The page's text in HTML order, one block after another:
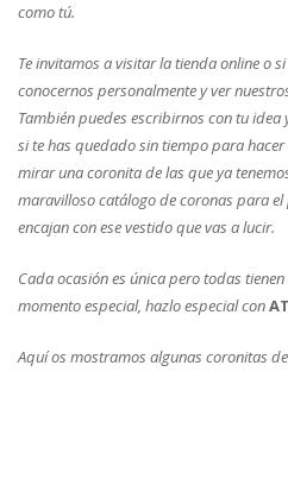
como tú.
Te invitamos a visitar la tienda online o
conocernos personalmente y ver
También puedes escribirnos con tu
si te has quedado sin tiempo para
mirar una coronita de las que ya
maravilloso catálogo de coronas para
encajan con ese vestido que vas a lucir.
Cada ocasión es única pero todas
momento especial, hazlo especial con
Aquí os mostramos algunas coronitas